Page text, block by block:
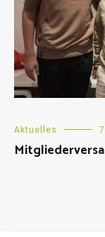
Aktuelles